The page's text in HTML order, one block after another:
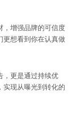
，增强品牌的可信度
更想看到你在认真做
，更是通过持续优
实现从曝光到转化的